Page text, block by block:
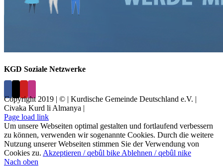
KGD Soziale Netzwerke
Copyright 2019 | © | Kurdische Gemeinde Deutschland e.V. |
Civaka Kurd li Almanya |
Page load link
Um unsere Webseiten optimal gestalten und fortlaufend verbessern
zu können, verwenden wir sogenannte Cookies. Durch die weitere
Nutzung unserer Webseiten stimmen Sie der Verwendung von
Cookies zu. Akzeptieren / qebûl bike Ablehnen / qebûl nike
Nach oben